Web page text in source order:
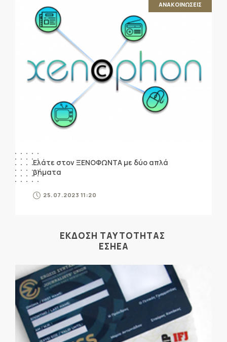
ΑΝΑΚΟΙΝΩΣΕΙΣ
Ελάτε στον ΞΕΝΟΦΩΝΤΑ με δύο απλά
βήματα
25.07.2023 11:20
ΕΚΔΟΣΗ ΤΑΥΤΟΤΗΤΑΣ
ΕΣΗΕΑ